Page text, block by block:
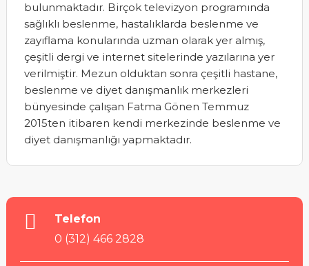
bulunmaktadır. Birçok televizyon programında
sağlıklı beslenme, hastalıklarda beslenme ve
zayıflama konularında uzman olarak yer almış,
çeşitli dergi ve internet sitelerinde yazılarına yer
verilmiştir. Mezun olduktan sonra çeşitli hastane,
beslenme ve diyet danışmanlık merkezleri
bünyesinde çalışan Fatma Gönen Temmuz
2015ten itibaren kendi merkezinde beslenme ve
diyet danışmanlığı yapmaktadır.
Telefon
0 (312) 466 2828